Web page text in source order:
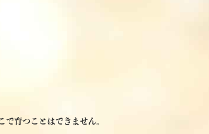
育つことはできません。